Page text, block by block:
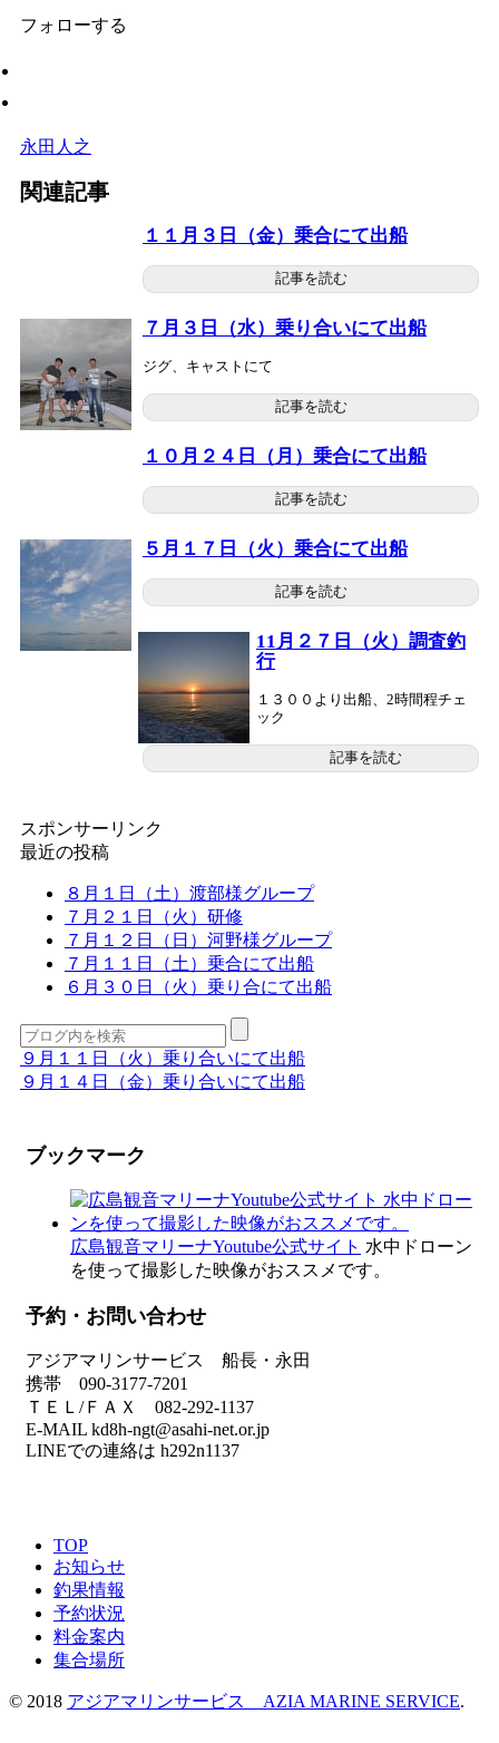
フォローする
永田人之
関連記事
１１月３日（金）乗合にて出船
記事を読む
７月３日（水）乗り合いにて出船
ジグ、キャストにて
記事を読む
１０月２４日（月）乗合にて出船
記事を読む
５月１７日（火）乗合にて出船
記事を読む
11月２７日（火）調査釣
行
１３００より出船、2時間程チェ
ック
記事を読む
スポンサーリンク
最近の投稿
８月１日（土）渡部様グループ
７月２１日（火）研修
７月１２日（日）河野様グループ
７月１１日（土）乗合にて出船
６月３０日（火）乗り合にて出船
９月１１日（火）乗り合いにて出船
９月１４日（金）乗り合いにて出船
ブックマーク
広島観音マリーナYoutube公式サイト 水中ドローン
を使って撮影した映像がおススメです。
予約・お問い合わせ
アジアマリンサービス 船長・永田
携帯 090-3177-7201
ＴＥＬ/ＦＡＸ 082-292-1137
E-MAIL kd8h-ngt@asahi-net.or.jp
LINEでの連絡は h292n1137
TOP
お知らせ
釣果情報
予約状況
料金案内
集合場所
© 2018 アジアマリンサービス AZIA MARINE SERVICE.